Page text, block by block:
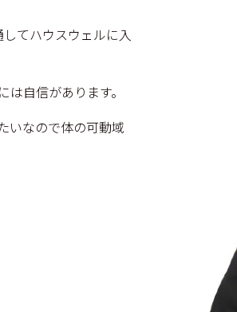
てハウスウェルに入
自信があります。
いなので体の可動域